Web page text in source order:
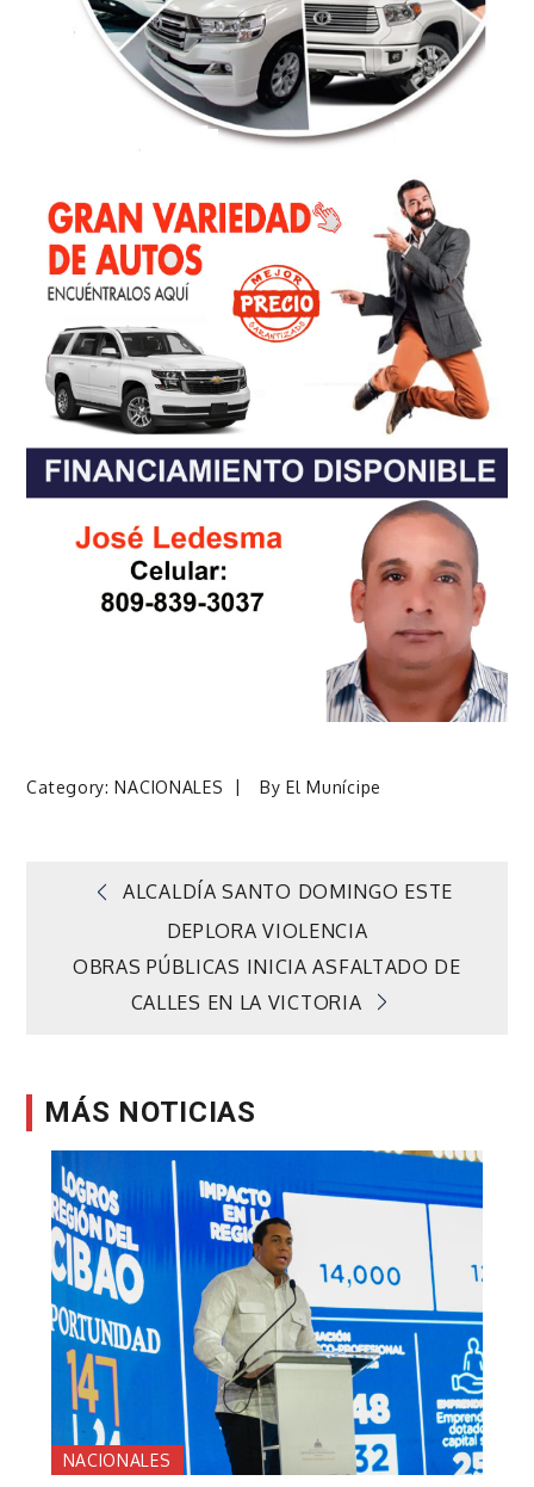
Category:NACIONALES ByEl Munícipe
Navegación
de
ALCALDÍA SANTO DOMINGO ESTE
DEPLORA VIOLENCIA
OBRAS PÚBLICAS INICIA ASFALTADO DE
CALLES EN LA VICTORIA
MÁS NOTICIAS
NACIONALES